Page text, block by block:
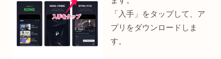
「入手」をタップして、ア
プリをダウンロードしま
す。